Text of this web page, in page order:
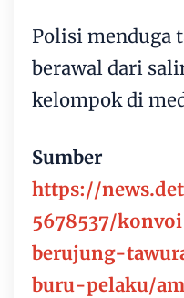
Polisi menduga
berawal dari
kelompok di
Sumber
https://
5678537/
berujung-
buru-pelaku/